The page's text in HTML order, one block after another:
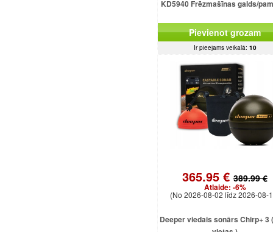
KD5940 Frēzmašīnas galds/
Pievienot grozam
Ir pieejams veikalā: 10
365.95 € 389.99 €
Atlaide: -6%
(No 2026-08-02 līdz 2026-08-
Deeper viedais sonārs Chirp+ 3